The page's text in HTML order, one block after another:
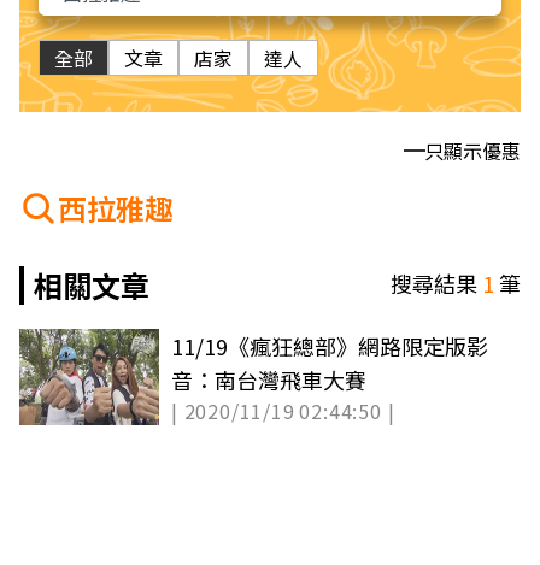
全部 文章 店家 達人
只顯示優惠
西拉雅趣
相關文章
搜尋結果 1筆
11/19《瘋狂總部》網路限定版影
音：南台灣飛車大賽
| 2020/11/19 02:44:50 |